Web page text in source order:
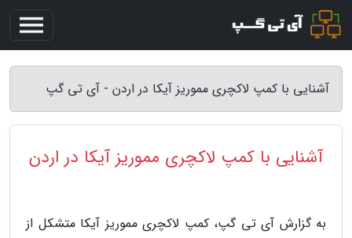
آشنایی با کمپ لاکچری مموریز آیکا در اردن - آی تی گپ
آشنایی با کمپ لاکچری مموریز آیکا در اردن
به گزارش آی تی گپ، کمپ لاکچری مموریز آیکا متشکل از